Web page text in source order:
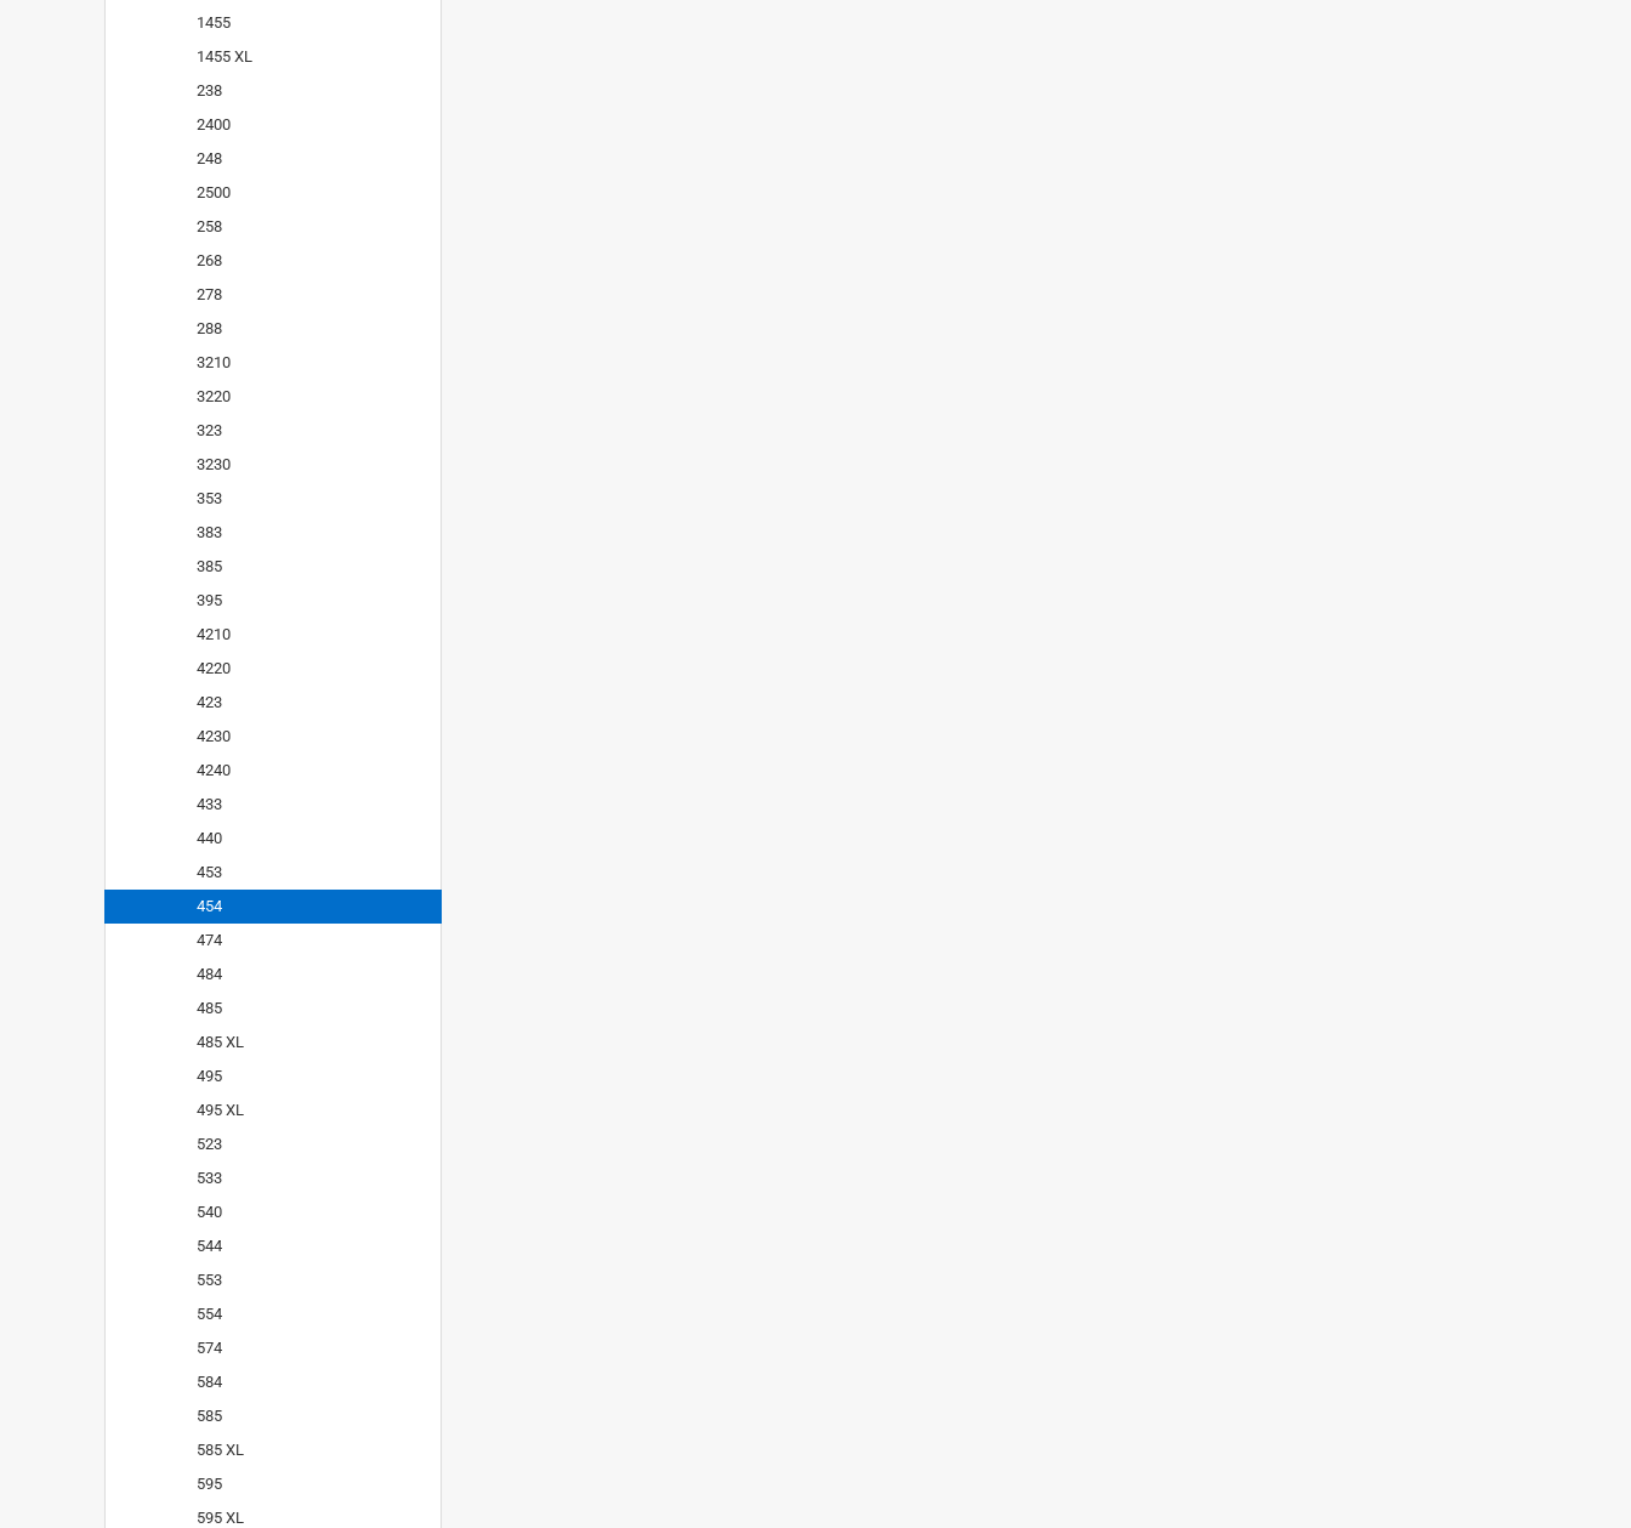
1455
1455 XL
238
2400
248
2500
258
268
278
288
3210
3220
323
3230
353
383
385
395
4210
4220
423
4230
4240
433
440
453
454
474
484
485
485 XL
495
495 XL
523
533
540
544
553
554
574
584
585
585 XL
595
595 XL